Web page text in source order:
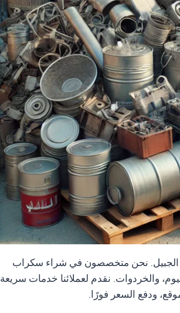
الجبيل. نحن متخصصون في شراء سكراب
والخردوات. نقدم لعملائنا خدمات سريعة
ودفع السعر فورًا.